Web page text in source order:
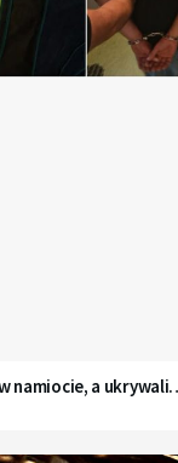
namiocie, a